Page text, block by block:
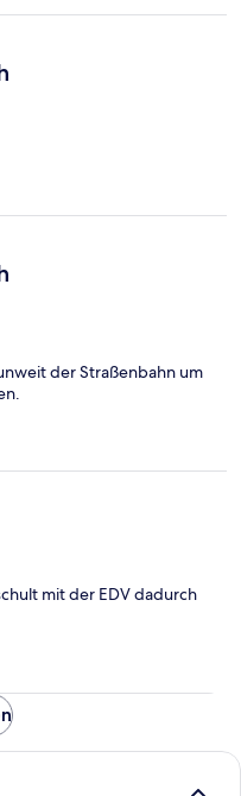
der Straßenbahn um
mit der EDV dadurch